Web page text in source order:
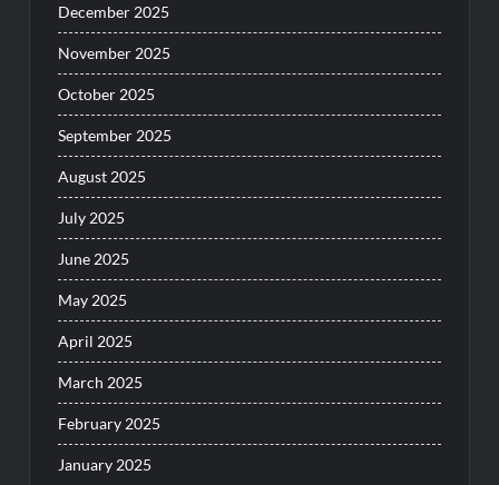
December 2025
November 2025
October 2025
September 2025
August 2025
July 2025
June 2025
May 2025
April 2025
March 2025
February 2025
January 2025